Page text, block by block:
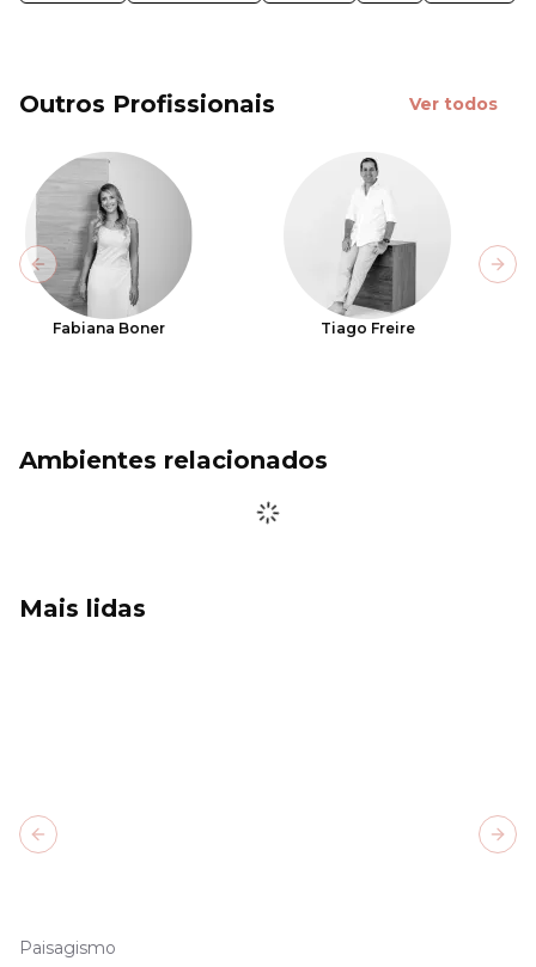
Outros Profissionais Ver todos
Fabiana Boner Tiago Freire
Previous slide
Ambientes relacionados
Mais lidas
Paisagismo
Previous slide